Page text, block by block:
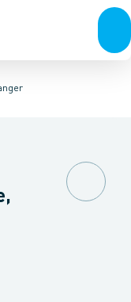
& ventiler